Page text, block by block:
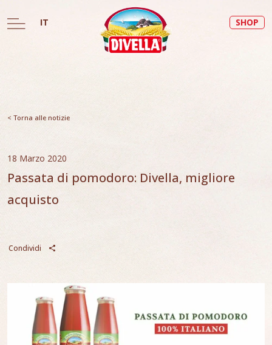
IT SHOP
< Torna alle notizie
18 Marzo 2020
Passata di pomodoro: Divella, migliore
acquisto
Condividi